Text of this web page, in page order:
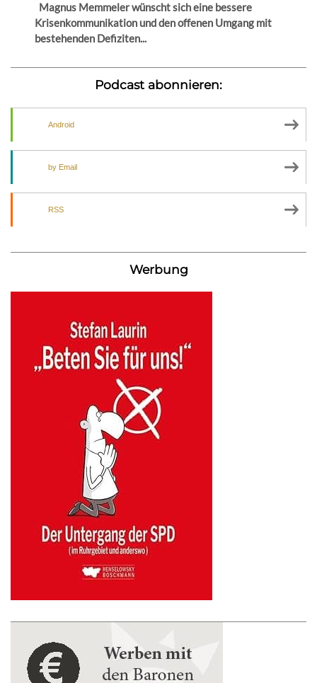
Magnus Memmeler wünscht sich eine bessere
Krisenkommunikation und den offenen Umgang mit
bestehenden Defiziten...
Podcast abonnieren:
Android
by Email
RSS
Werbung